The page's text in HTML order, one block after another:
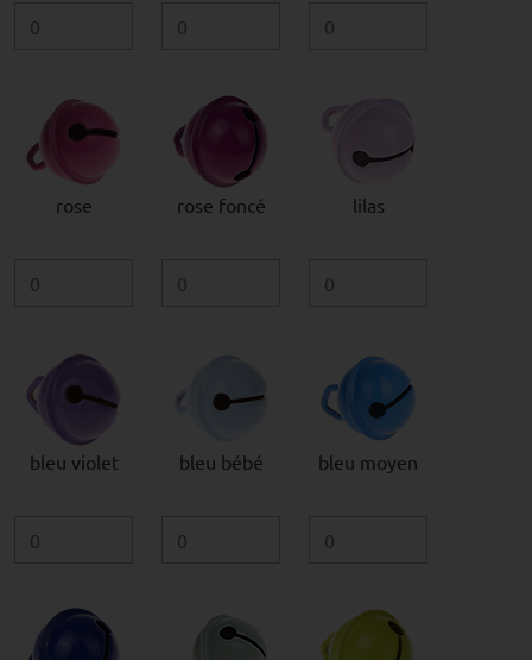
rose rose foncé lilas
bleu violet bleu bébé bleu moyen